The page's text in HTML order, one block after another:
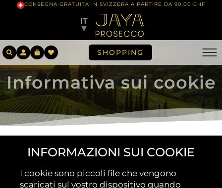
CONSEGNA GRATUITA IN SVIZZERA A PARTIRE DA 90,00 CHF
IT
▼
SHOPPING
Informativa sui cookie
INFORMAZIONI SUI COOKIE
I cookie sono piccoli file che vengono
scaricati sul vostro dispositivo quando